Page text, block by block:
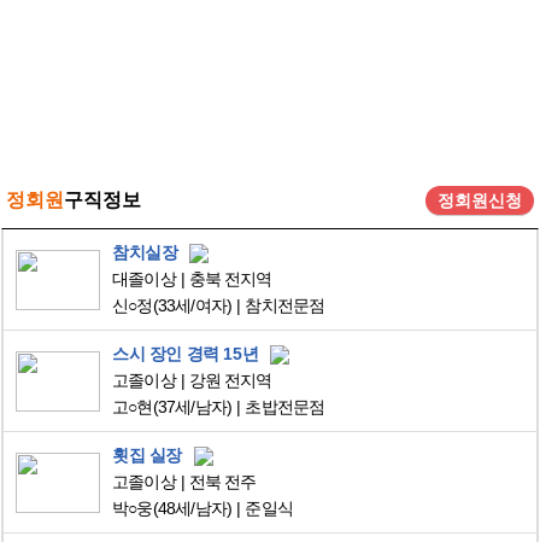
정회원 구직정보 정회원신청
참치실장
대졸이상
충북 전지역
신○정(33세/여자) 참치전문점
스시 장인 경력 15년
고졸이상
강원 전지역
고○현(37세/남자) 초밥전문점
횟집 실장
고졸이상
전북 전주
박○웅(48세/남자) 준일식